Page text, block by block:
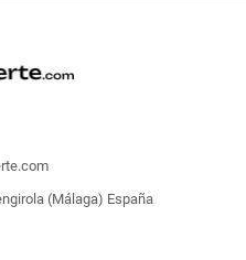
(Málaga) España